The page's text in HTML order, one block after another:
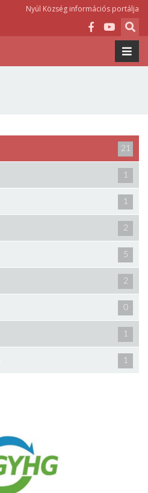
Nyúl Község információs portálja
21
1
1
2
5
2
0
1
1